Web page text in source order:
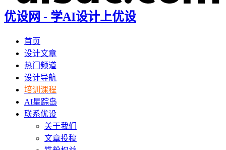
优设网 - 学AI设计上优设
首页
设计文章
热门频道
设计导航
培训课程
AI星踪岛
联系优设
关于我们
文章投稿